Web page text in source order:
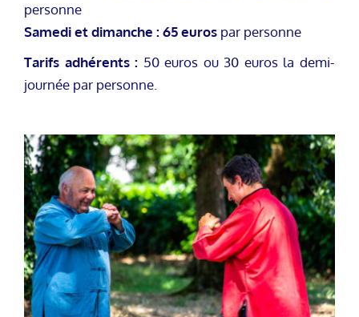
personne
Samedi et dimanche : 65 euros par personne
Tarifs adhérents : 50 euros ou 30 euros la demi-
journée par personne.